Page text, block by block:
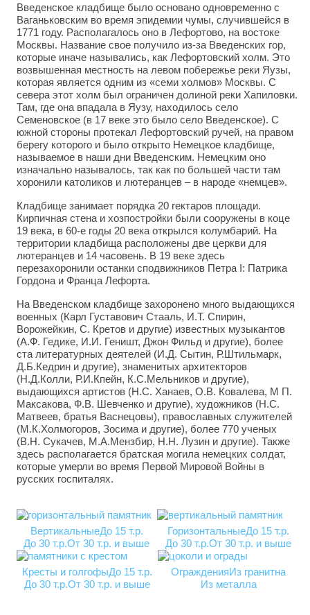
Введенское кладбище было основано одновременно с
Ваганьковcким во время эпидемии чумы, случившейся в
1771 году. Располагалось оно в Лефортово, на востоке
Москвы. Название свое получило из-за Введенских гор,
которые иначе назывались, как Лефортовский холм. Это
возвышенная местность на левом побережье реки Яузы,
которая является одним из «семи холмов» Москвы. С
севера этот холм был ограничен долиной реки Хапиловки.
Там, где она впадала в Яузу, находилось село
Семеновское (в 17 веке это было село Введенское). С
южной стороны протекал Лефортовский ручей, на правом
берегу которого и было открыто Немецкое кладбище,
называемое в наши дни Введенским. Немецким оно
изначально называлось, так как по большей части там
хоронили католиков и лютеранцев – в народе «немцев».
Кладбище занимает порядка 20 гектаров площади.
Кирпичная стена и хозпостройки были сооружены в коце
19 века, в 60-е годы 20 века открылся колумбарий. На
территории кладбища расположены две церкви для
лютеранцев и 14 часовень. В 19 веке здесь
перезахоронили останки сподвижников Петра I: Патрика
Гордона и Франца Лефорта.
На Введенском кладбище захоронено много выдающихся
военных (Карл Густавович Стааль, И.Т. Спирин,
Ворожейкин, С. Кретов и другие) известных музыкантов
(А.Ф. Гедике, И.И. Геништ, Джон Фильд и другие), более
ста литературных деятелей (И.Д. Сытин, Р.Штильмарк,
Д.Б.Кедрин и другие), знаменитых архитекторов
(Н.Д.Колли, Р.И.Кпейн, К.С.Мельников и другие),
выдающихся артистов (Н.С. Ханаев, О.В. Ковалева, М П.
Максакова, Ф.В. Шевченко и другие), художников (Н.С.
Матвеев, братья Васнецовы), православных служителей
(М.К.Холмогоров, Зосима и другие), более 770 ученых
(В.Н. Сукачев, М.А.Мензбир, Н.Н. Лузин и другие). Также
здесь располагается братская могила немецких солдат,
которые умерли во время Первой Мировой Войны в
русских госпиталях.
ВертикальныеДо 15 т.р.
До 30 т.р.От 30 т.р. и выше
ГоризонтальныеДо 15 т.р.
До 30 т.р.От 30 т.р. и выше
Кресты и голгофыДо 15 т.р.
До 30 т.р.От 30 т.р. и выше
ОгражденияИз гранитна
Из металла